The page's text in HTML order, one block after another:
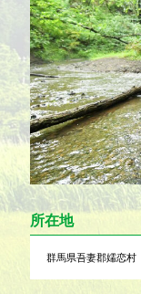
所在地
群馬県吾妻郡嬬恋村